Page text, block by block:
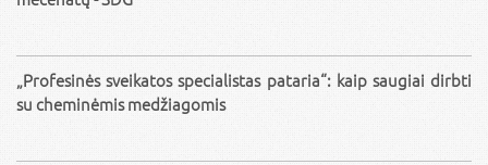
„Profesinės sveikatos specialistas pataria“: kaip saugiai dirbti
su cheminėmis medžiagomis